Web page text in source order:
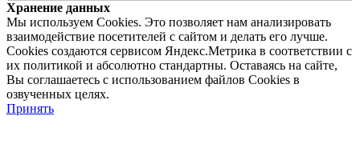
Хранение данных
Мы используем Cookies. Это позволяет нам анализировать
взаимодействие посетителей с сайтом и делать его лучше.
Cookies создаются сервисом Яндекс.Метрика в соответствии с
их политикой и абсолютно стандартны. Оставаясь на сайте,
Вы соглашаетесь с использованием файлов Cookies в
озвученных целях.
Принять